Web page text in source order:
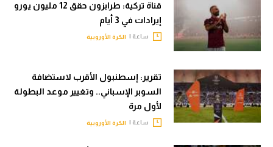
قناة تركية: طرابزون حقق 12 مليون يورو
إيرادات في 3 أيام
ساعة | الكرة الأوروبية
تقرير: إسطنبول الأقرب لاستضافة
السوبر الإسباني.. وتغيير موعد البطولة
لأول مرة
ساعة | الكرة الأوروبية